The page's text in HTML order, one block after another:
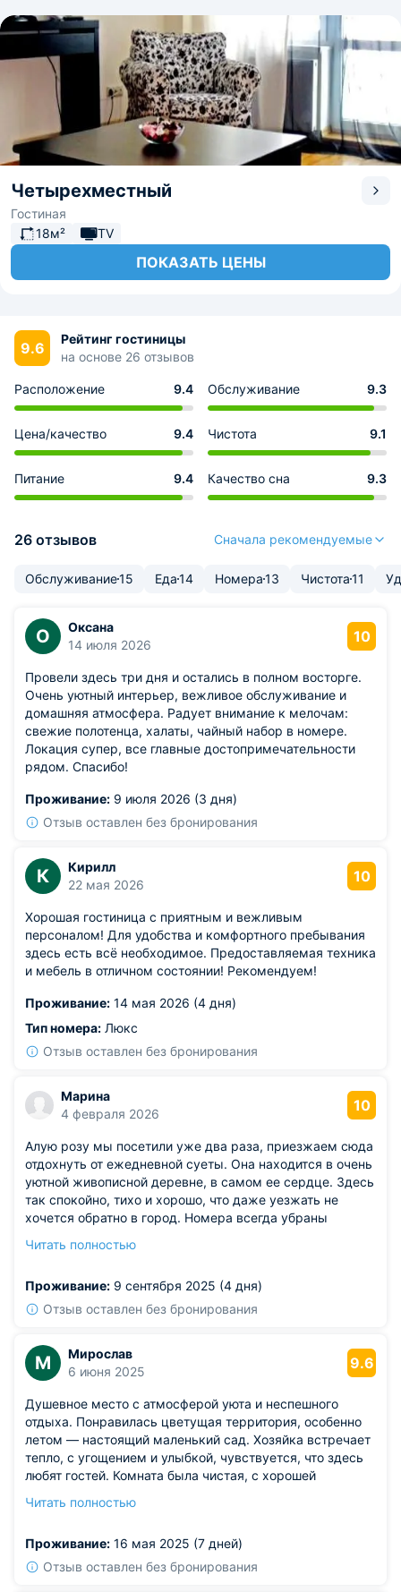
Четырехместный
Гостиная
18м²
TV
ПОКАЗАТЬ ЦЕНЫ
9.6
Рейтинг гостиницы
на основе 26 отзывов
Расположение 9.4 Обслуживание 9.3
Цена/качество 9.4 Чистота 9.1
Питание 9.4 Качество сна 9.3
26 отзывов Сначала рекомендуемые
Обслуживание15 Еда14 Номера13 Чистота11
О
Оксана
14 июля 2026
10
Провели здесь три дня и остались в полном восторге.
Очень уютный интерьер, вежливое обслуживание и
домашняя атмосфера. Радует внимание к мелочам:
свежие полотенца, халаты, чайный набор в номере.
Локация супер, все главные достопримечательности
рядом. Спасибо!
Проживание: 9 июля 2026 (3 дня)
Отзыв оставлен без бронирования
К
Кирилл
22 мая 2026
10
Хорошая гостиница с приятным и вежливым
персоналом! Для удобства и комфортного пребывания
здесь есть всё необходимое. Предоставляемая техника
и мебель в отличном состоянии! Рекомендуем!
Проживание: 14 мая 2026 (4 дня)
Тип номера: Люкс
Отзыв оставлен без бронирования
Марина
4 февраля 2026
10
Алую розу мы посетили уже два раза, приезжаем сюда
отдохнуть от ежедневной суеты. Она находится в очень
уютной живописной деревне, в самом ее сердце. Здесь
так спокойно, тихо и хорошо, что даже уезжать не
хочется обратно в город. Номера всегда убраны
сауна, хамам, солярий. Можно посетить и
развлечений - это конечно же скат по горнолыжным
трассам.
Читать полностью
Проживание: 9 сентября 2025 (4 дня)
Отзыв оставлен без бронирования
М
Мирослав
6 июня 2025
9.6
Душевное место с атмосферой уюта и неспешного
отдыха. Понравилась цветущая территория, особенно
летом — настоящий маленький сад. Хозяйка встречает
тепло, с угощением и улыбкой, чувствуется, что здесь
любят гостей. Комната была чистая, с хорошей
территории много уголков для уединения, где можно
не мешали, все было спокойно.
Из недостатков: местная кухня в столовой порадовала
Читать полностью
Проживание: 16 мая 2025 (7 дней)
Отзыв оставлен без бронирования